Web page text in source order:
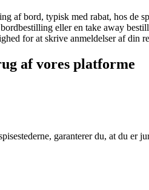
af bord, typisk med rabat, hos de
bordbestilling eller en take away
for at skrive anmeldelser af din
af vores platforme
garanterer du, at du er